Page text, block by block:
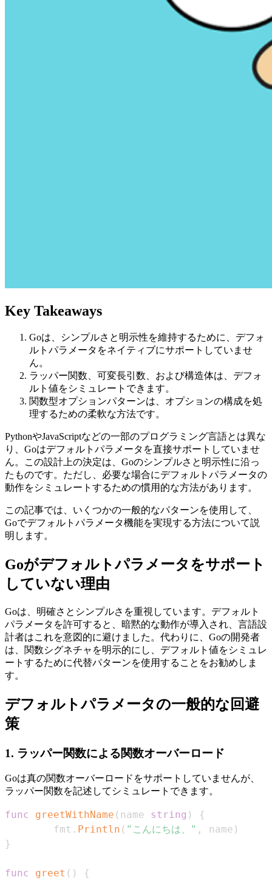
Key Takeaways
Goは、シンプルさと明示性を維持するために、デフォ
ルトパラメータをネイティブにサポートしていませ
ん。
ラッパー関数、可変長引数、および構造体は、デフォ
ルト値をシミュレートできます。
関数型オプションパターンは、オプションの構成を処
理するための柔軟な方法です。
PythonやJavaScriptなどの一部のプログラミング言語とは異な
り、Goはデフォルトパラメータを直接サポートしていませ
ん。この設計上の決定は、Goのシンプルさと明示性に沿っ
たものです。ただし、必要な場合にデフォルトパラメータの
動作をシミュレートするための慣用的な方法があります。
この記事では、いくつかの一般的なパターンを使用して、
Goでデフォルトパラメータ機能を実現する方法について説
明します。
Goがデフォルトパラメータをサポート
していない理由
Goは、明確さとシンプルさを重視しています。デフォルト
パラメータを許可すると、暗黙的な動作が導入され、言語設
計者はこれを意図的に避けました。代わりに、Goの開発者
は、関数シグネチャを明示的にし、デフォルト値をシミュレ
ートするために代替パターンを使用することをお勧めしま
す。
デフォルトパラメータの一般的な回避
策
1. ラッパー関数による関数オーバーロード
Goは真の関数オーバーロードをサポートしていませんが、
ラッパー関数を記述してシミュレートできます。
func greetWithName ( name string )
{
        fmt
. Println ( "こんにちは、" , name )
}
func greet ( )
{